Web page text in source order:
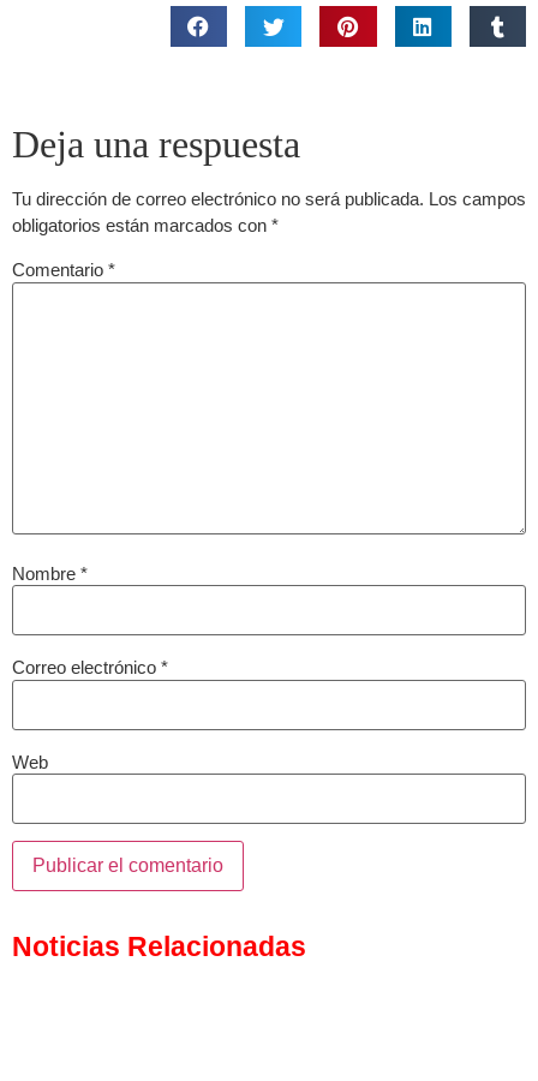
Deja una respuesta
Tu dirección de correo electrónico no será publicada. Los campos
obligatorios están marcados con *
Comentario *
Nombre *
Correo electrónico *
Web
Noticias Relacionadas